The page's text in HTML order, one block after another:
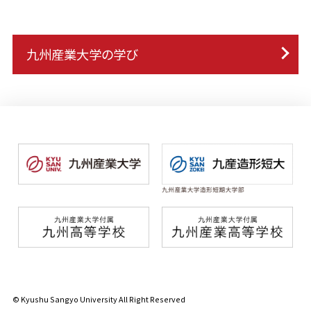
九州産業大学の学び
© Kyushu Sangyo University All Right Reserved